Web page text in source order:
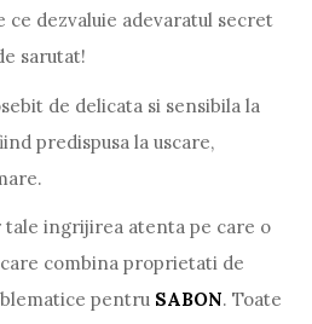
ce dezvaluie adevaratul secret
sarutat!
de delicata si sensibila la
predispusa la uscare,
ingrijirea atenta pe care o
combina proprietati de
pentru SABON. Toate